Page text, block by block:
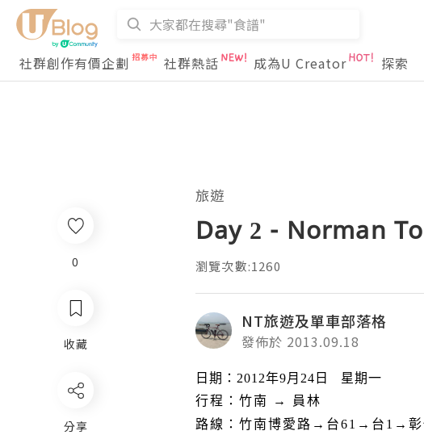
社群創作有價企劃
社群熱話 成為U Creator 探索
0
收藏
分享
旅遊
Day 2 - Norman
瀏覽次數:1260
NT旅遊及單車部落格
發佈於 2013.09.18
日期： 2012年9月 24 日
星期一
行程：竹南 → 員林
路線：竹南博愛路→台61 →台 1 →